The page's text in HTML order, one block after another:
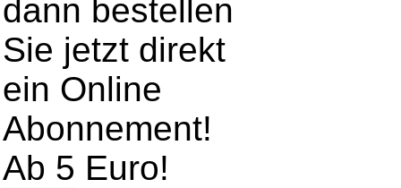
dann bestellen
Sie jetzt direkt
ein Online
Abonnement!
Ab 5 Euro!